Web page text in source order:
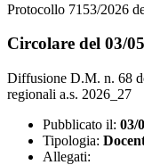
Protocollo 7153/2026
Circolare del 03/
Diffusione D.M. n. 68
regionali a.s. 2026_27
Pubblicato il: 03/
Tipologia:
Allegati: